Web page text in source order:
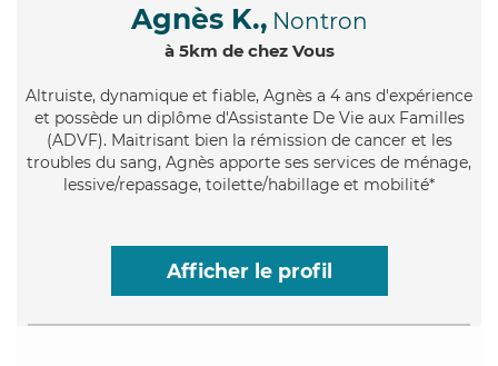
Agnès K., Nontron
à 5km de chez Vous
Altruiste, dynamique et fiable, Agnès a 4 ans d'expérience
et possède un diplôme d'Assistante De Vie aux Familles
(ADVF). Maitrisant bien la rémission de cancer et les
troubles du sang, Agnès apporte ses services de ménage,
lessive/repassage, toilette/habillage et mobilité*
Afficher le profil